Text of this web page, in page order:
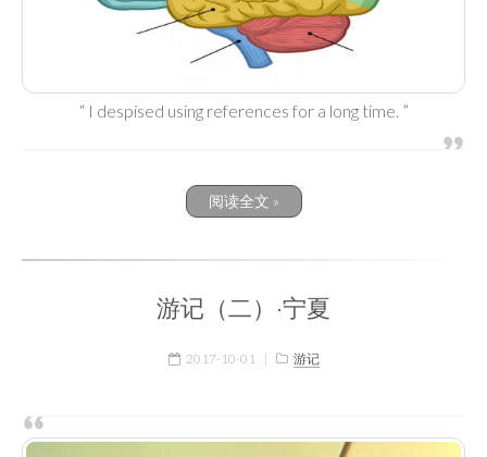
“ I despised using references for a long time. ”
阅读全文 »
游记（二）·宁夏
2017-10-01 | 游记